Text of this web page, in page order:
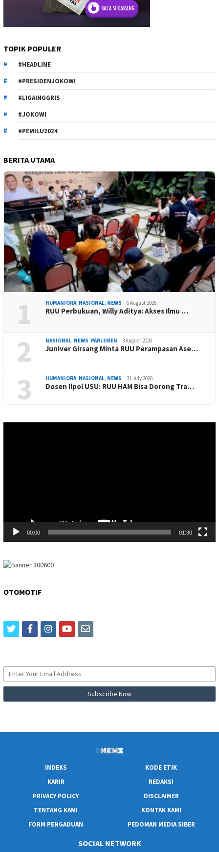
TOPIK POPULER
#HEADLINE
#PRESIDENJOKOWI
#LIGAINGGRIS
#JOKOWI
#PEMILU2024
BERITA UTAMA
1 HUMANIORA NASIONAL NEWS 6 August 2026
RUU Perbukuan, Willy Aditya: Akses Ilmu …
2 NASIONAL NEWS PARLEMEN 3 August 2026
Juniver Girsang Minta RUU Perampasan Ase…
3 HUMANIORA NASIONAL NEWS 31 July 2026
Dosen Ilpol USU: RUU HAM Bisa Dorong Tra…
00:00 01:30
OTOMOTIF
twitterfacebookinstagram
youtubeemail
INDEKS
KODE ETIK
KARIR
REDAKSI
PRIVACY POLICY
DISCLAIMER
TENTANG KAMI
KONTAK KAMI
FORM PENGADUAN
PEDOMAN MEDIA SIBER
SOCIAL NETWORK